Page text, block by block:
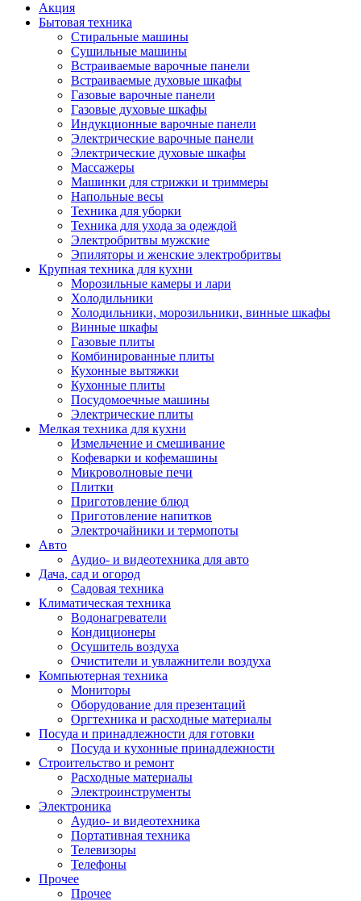
Акция
Бытовая техника
Стиральные машины
Сушильные машины
Встраиваемые варочные панели
Встраиваемые духовые шкафы
Газовые варочные панели
Газовые духовые шкафы
Индукционные варочные панели
Электрические варочные панели
Электрические духовые шкафы
Массажеры
Машинки для стрижки и триммеры
Напольные весы
Техника для уборки
Техника для ухода за одеждой
Электробритвы мужские
Эпиляторы и женские электробритвы
Крупная техника для кухни
Морозильные камеры и лари
Холодильники
Холодильники, морозильники, винные шкафы
Винные шкафы
Газовые плиты
Комбинированные плиты
Кухонные вытяжки
Кухонные плиты
Посудомоечные машины
Электрические плиты
Мелкая техника для кухни
Измельчение и смешивание
Кофеварки и кофемашины
Микроволновые печи
Плитки
Приготовление блюд
Приготовление напитков
Электрочайники и термопоты
Авто
Аудио- и видеотехника для авто
Дача, сад и огород
Садовая техника
Климатическая техника
Водонагреватели
Кондиционеры
Осушитель воздуха
Очистители и увлажнители воздуха
Компьютерная техника
Мониторы
Оборудование для презентаций
Оргтехника и расходные материалы
Посуда и принадлежности для готовки
Посуда и кухонные принадлежности
Строительство и ремонт
Расходные материалы
Электроинструменты
Электроника
Аудио- и видеотехника
Портативная техника
Телевизоры
Телефоны
Прочее
Прочее